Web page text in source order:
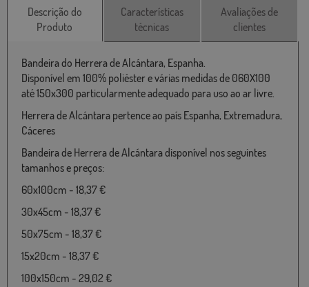
Descrição do
Produto
Características
técnicas
Avaliações de
clientes
Bandeira do Herrera de Alcántara, Espanha.
Disponível em 100% poliéster e várias medidas de 060X100
até 150x300 particularmente adequado para uso ao ar livre.
Herrera de Alcántara pertence ao país Espanha, Extremadura,
Cáceres
Bandeira de Herrera de Alcántara disponível nos seguintes
tamanhos e preços:
60x100cm - 18,37 €
30x45cm - 18,37 €
50x75cm - 18,37 €
15x20cm - 18,37 €
100x150cm - 29,02 €